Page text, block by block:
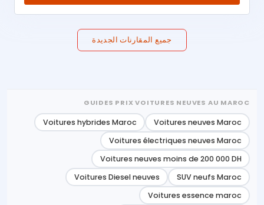
جميع المقارنات الجديدة
GUIDES PRIX VOITURES NEUVES AU MAROC
Voitures neuves Maroc
Voitures hybrides Maroc
Voitures électriques neuves Maroc
Voitures neuves moins de 200 000 DH
SUV neufs Maroc
Voitures Diesel neuves
Voitures essence maroc